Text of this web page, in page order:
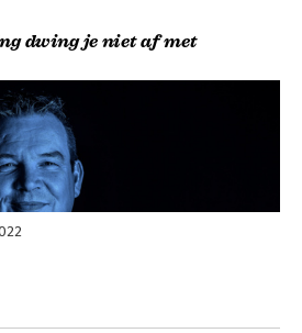
dwing je niet af met